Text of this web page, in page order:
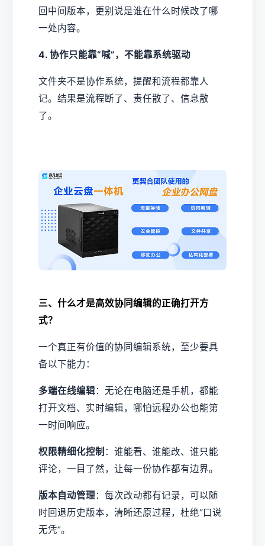
回中间版本，更别说是谁在什么时候改了哪
一处内容。
4. 协作只能靠“喊”，不能靠系统驱动
文件夹不是协作系统，提醒和流程都靠人
记。结果是流程断了、责任散了、信息散
了。
三、什么才是高效协同编辑的正确打开方
式？
一个真正有价值的协同编辑系统，至少要具
备以下能力：
多端在线编辑：无论在电脑还是手机，都能
打开文档、实时编辑，哪怕远程办公也能第
一时间响应。
权限精细化控制 ：谁能看、谁能改、谁只能
评论，一目了然，让每一份协作都有边界。
版本自动管理：每次改动都有记录，可以随
时回退历史版本，清晰还原过程，杜绝“口说
无凭”。